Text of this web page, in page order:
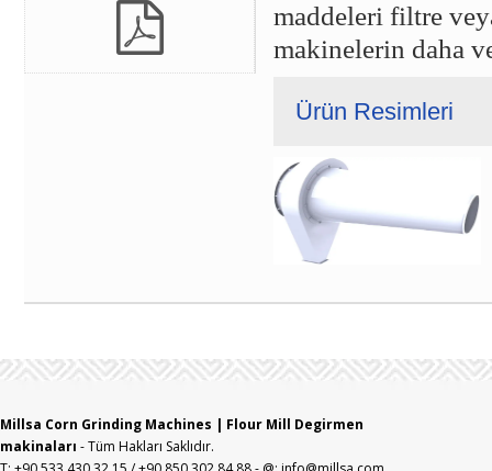
maddeleri filtre
makinelerin daha
Ürün Resimleri
Millsa Corn Grinding Machines | Flour Mill Degirmen
makinaları - Tüm Hakları Saklıdır.